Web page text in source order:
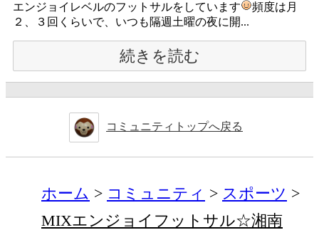
エンジョイレベルのフットサルをしています
頻度は月
２、３回くらいで、いつも隔週土曜の夜に開...
続きを読む
コミュニティトップへ戻る
ホーム コミュニティ
スポーツ
MIXエンジョイフットサル☆湘南